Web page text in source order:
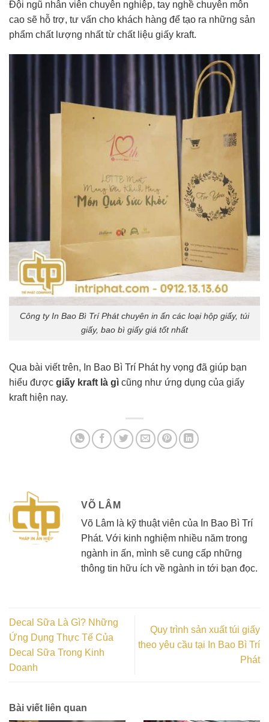
Đội ngũ nhân viên chuyên nghiệp, tay nghề chuyên môn
cao sẽ hỗ trợ, tư vấn cho khách hàng để tạo ra những sản
phẩm chất lượng nhất từ chất liệu giấy kraft.
Công ty In Bao Bì Trí Phát chuyên in ấn các loại hộp giấy, túi
giấy, bao bì giấy giá tốt nhất
Qua bài viết trên, In Bao Bì Trí Phát hy vọng đã giúp bạn
hiểu được giấy kraft là gì cũng như ứng dụng của giấy
kraft hiện nay.
VÕ LÂM
Võ Lâm là kỹ thuật viên của In Bao Bì Trí
Phát. Với kinh nghiệm nhiều năm trong
ngành in ấn, mình sẽ cung cấp những
thông tin hữu ích về ngành in tới bạn đọc.
Decal Sữa Là Gì? Những
Ứng Dụng Thực Tế Của
Decal Sữa Trong Kinh
Doanh
Quy trình sản xuất túi giấy
theo yêu cầu tại In Bao Bì Trí
Phát
Bài viết liên quan